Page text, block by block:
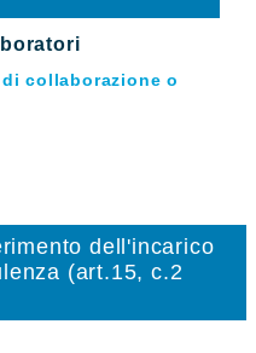
collaborazione o
dell'incarico
(art.15, c.2